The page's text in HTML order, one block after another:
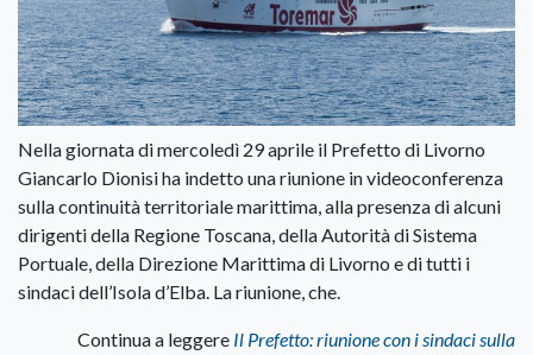
Nella giornata di mercoledì 29 aprile il Prefetto di Livorno
Giancarlo Dionisi ha indetto una riunione in videoconferenza
sulla continuità territoriale marittima, alla presenza di alcuni
dirigenti della Regione Toscana, della Autorità di Sistema
Portuale, della Direzione Marittima di Livorno e di tutti i
sindaci dell’Isola d’Elba. La riunione, che.
Continua a leggere Il Prefetto: riunione con i sindaci sulla